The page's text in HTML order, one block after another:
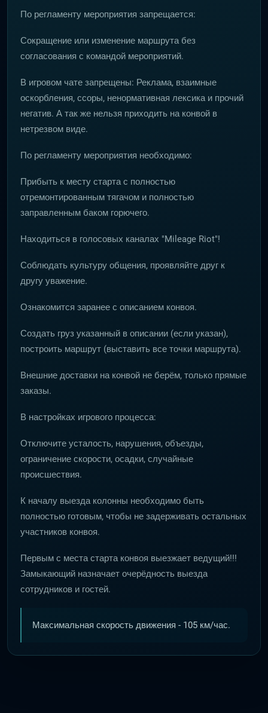
По регламенту мероприятия запрещается:
Сокращение или изменение маршрута без
согласования с командой мероприятий.
В игровом чате запрещены: Реклама, взаимные
оскорбления, ссоры, ненормативная лексика и прочий
негатив. А так же нельзя приходить на конвой в
нетрезвом виде.
По регламенту мероприятия необходимо:
Прибыть к месту старта с полностью
отремонтированным тягачом и полностью
заправленным баком горючего.
Находиться в голосовых каналах "Mileage Riot"!
Соблюдать культуру общения, проявляйте друг к
другу уважение.
Ознакомится заранее с описанием конвоя.
Создать груз указанный в описании (если указан),
построить маршрут (выставить все точки маршрута).
Внешние доставки на конвой не берём, только прямые
заказы.
В настройках игрового процесса:
Отключите усталость, нарушения, объезды,
ограничение скорости, осадки, случайные
происшествия.
К началу выезда колонны необходимо быть
полностью готовым, чтобы не задерживать остальных
участников конвоя.
Первым с места старта конвоя выезжает ведущий!!!
Замыкающий назначает очерёдность выезда
сотрудников и гостей.
Максимальная скорость движения - 105 км/час.